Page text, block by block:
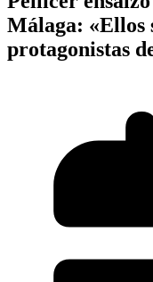
Málaga: «Ellos
protagonistas